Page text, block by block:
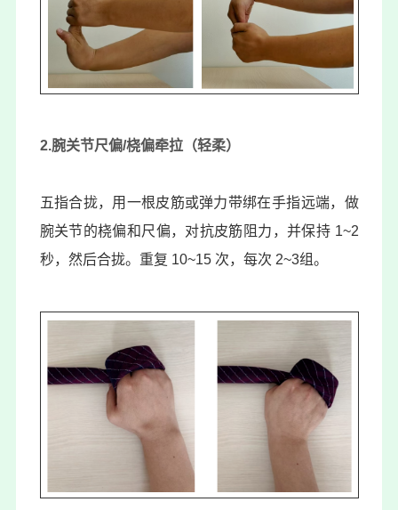
2.腕关节尺偏/桡偏牵拉（轻柔）
五指合拢，用一根皮筋或弹力带绑在手指远端，做
腕关节的桡偏和尺偏，对抗皮筋阻力，并保持 1~2
秒，然后合拢。重复 10~15 次，每次 2~3组。